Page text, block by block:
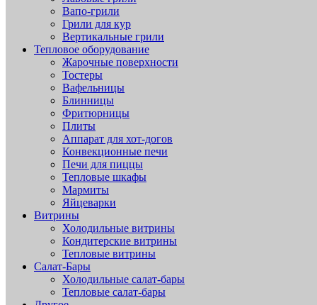
Вапо-грили
Грили для кур
Вертикальные грили
Тепловое оборудование
Жарочные поверхности
Тостеры
Вафельницы
Блинницы
Фритюрницы
Плиты
Аппарат для хот-догов
Конвекционные печи
Печи для пиццы
Тепловые шкафы
Мармиты
Яйцеварки
Витрины
Холодильные витрины
Кондитерские витрины
Тепловые витрины
Салат-Бары
Холодильные салат-бары
Тепловые салат-бары